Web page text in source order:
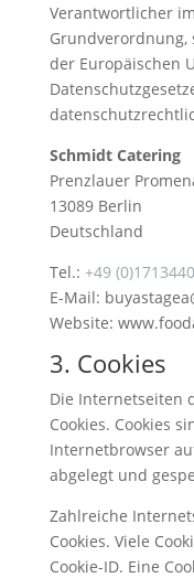
Verantwortlicher
der Europäischen
Schmidt Catering
Prenzlauer
13089 Berlin
Deutschland
Tel.: +49
E-Mail:
Website:
3. Cookies
Die Internetseiten
Cookies. Cookies
Internetbrowser
abgelegt und
Zahlreiche
Cookies. Viele
Cookie-ID. Eine